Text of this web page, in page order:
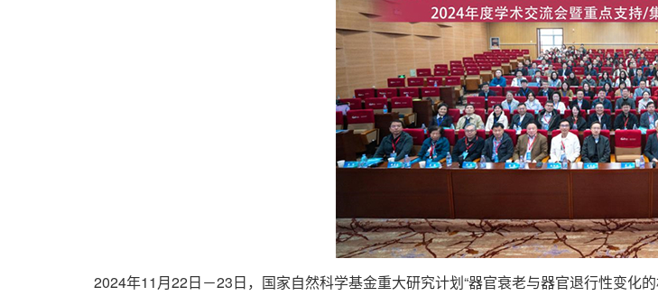
2024年11月22日－23日，国家自然科学基金重大研究计划“器官衰老与器官退行性变化